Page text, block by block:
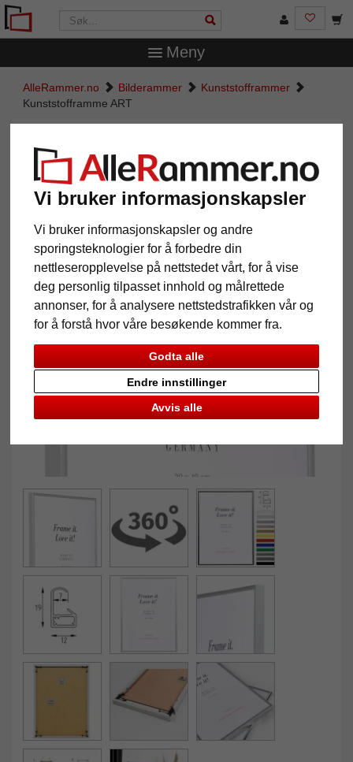
Vi bruker informasjonskapsler
Vi bruker informasjonskapsler og andre
sporingsteknologier for å forbedre din
nettleseropplevelse på nettstedet vårt, for å vise
deg personlig tilpasset innhold og målrettede
annonser, for å analysere nettstedstrafikken vår og
for å forstå hvor våre besøkende kommer fra.
Godta alle
Avvis alle
Endre innstillinger
Meny
AlleRammer.no Bilderammer
Kunststofframmer
Kunststofframme ART
Kunststofframme ART
Tilbake